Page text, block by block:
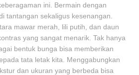
ini. Bermain dengan
tantangan sekaligus kesenangan.
mawar merah, lili putih, dan daun
yang sangat menarik. Tak hanya
bentuk bunga bisa memberikan
tata letak kita. Menggabungkan
dan ukuran yang berbeda bisa